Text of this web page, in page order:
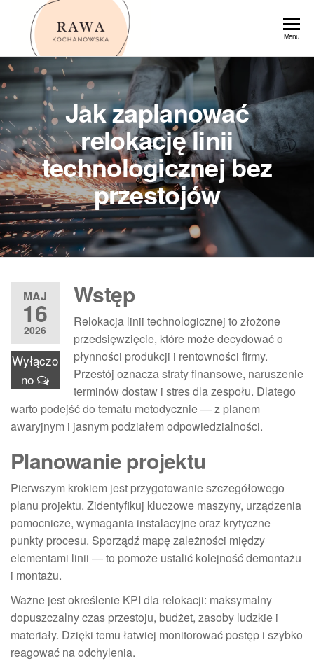
Przejdź
Menu
Jak zaplanować
relokację linii
technologicznej bez
przestojów
MAJ
16
2026
Wyłączo
no
Wstęp
Relokacja linii technologicznej to złożone
przedsięwzięcie, które może decydować o
płynności produkcji i rentowności firmy.
Przestój oznacza straty finansowe, naruszenie
terminów dostaw i stres dla zespołu. Dlatego
warto podejść do tematu metodycznie — z planem
awaryjnym i jasnym podziałem odpowiedzialności.
Planowanie projektu
Pierwszym krokiem jest przygotowanie szczegółowego
planu projektu. Zidentyfikuj kluczowe maszyny, urządzenia
pomocnicze, wymagania instalacyjne oraz krytyczne
punkty procesu. Sporządź mapę zależności między
elementami linii — to pomoże ustalić kolejność demontażu
i montażu.
Ważne jest określenie KPI dla relokacji: maksymalny
dopuszczalny czas przestoju, budżet, zasoby ludzkie i
materiały. Dzięki temu łatwiej monitorować postęp i szybko
reagować na odchylenia.